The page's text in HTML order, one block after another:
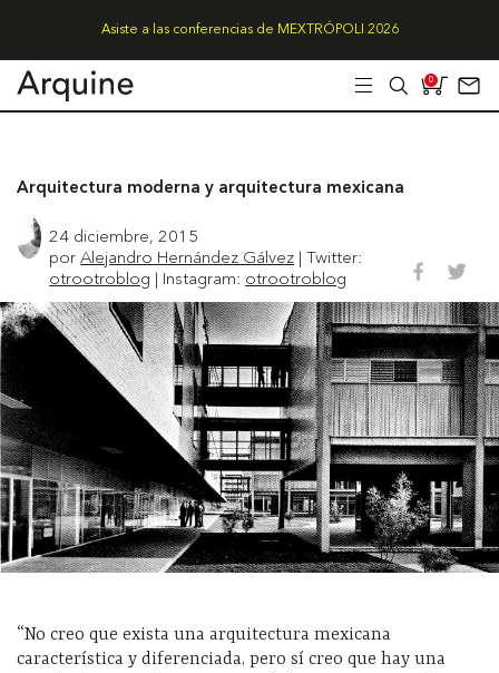
Asiste a las conferencias de MEXTRÓPOLI 2026
0
Arquitectura moderna y arquitectura mexicana
24 diciembre, 2015
porAlejandro Hernández Gálvez | Twitter:
otrootroblog | Instagram: otrootroblog
“No creo que exista una arquitectura mexicana
característica y diferenciada, pero sí creo que hay una